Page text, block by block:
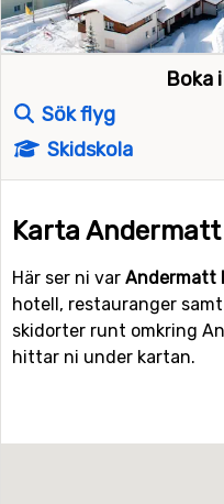
Boka
Sök flyg
Skidskola
Karta Andermatt
Här ser ni var Andermatt
hotell, restauranger
skidorter runt omkring
hittar ni under kartan.